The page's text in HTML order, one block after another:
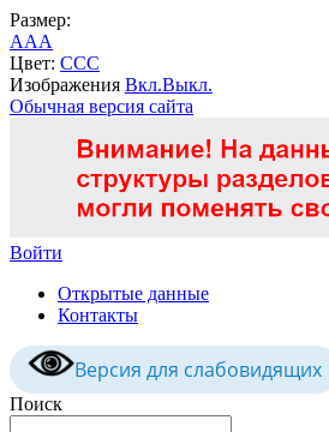
Размер:
AAA
Цвет: CCC
Изображения Вкл.Выкл.
Обычная версия сайта
Войти
Открытые данные
Контакты
Версия для слабовидящих
Поиск